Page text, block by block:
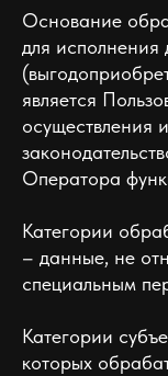
Основание
для исполнения
является
осуществления
Оператора
Категории
– данные, не
специальным
Категории
которых